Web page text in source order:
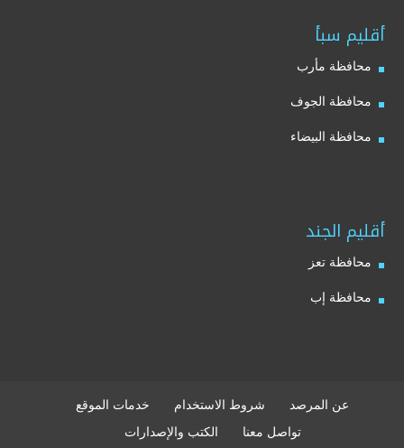
أقليم سبأ
محافظة مأرب
محافظة الجوف
محافظة البيضاء
أقليم الجند
محافظة تعز
محافظة إب
عن المرصد شروط الاستخدام
خدمات الموقع
تواصل معنا
الكتب والإصدارات